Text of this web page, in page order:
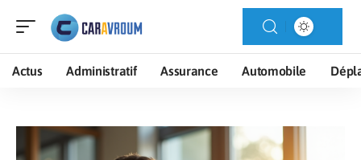
Actus Administratif Assurance Automobile